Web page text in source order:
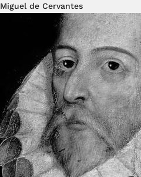
Miguel de Cervantes